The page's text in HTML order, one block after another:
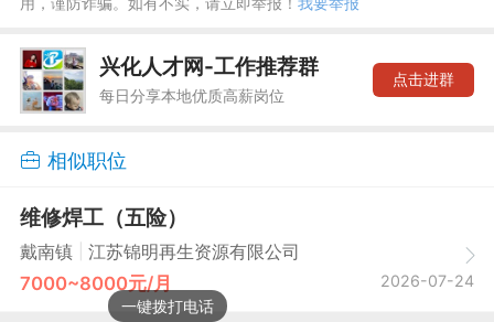
兴化人才网-工作推荐群
每日分享本地优质高薪岗位
点击进群
相似职位
维修焊工（五险）
戴南镇 江苏锦明再生资源有限公司
7000~8000元/月
2026-07-24
一键拨打电话